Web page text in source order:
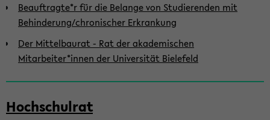
Beauftragte*r für die Belange von Studierenden mit
Behinderung/chronischer Erkrankung
Der Mittelbaurat - Rat der akademischen
Mitarbeiter*innen der Universität Bielefeld
Hochschulrat